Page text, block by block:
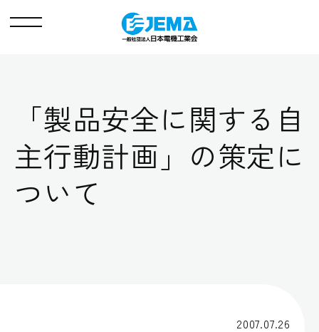
メ
「製品安全に関する自
主行動計画」の策定に
ついて
2007.07.26